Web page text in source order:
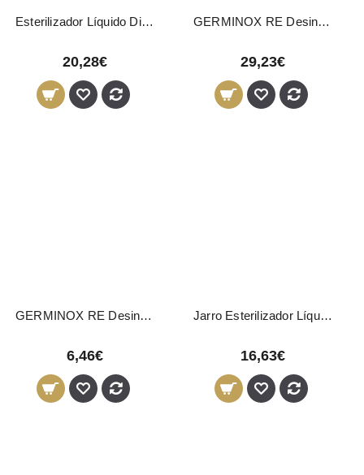
Esterilizador Líquido Disicide 1L
20,28€
GERMINOX RE Desinfectante Bactericida 5L
29,23€
GERMINOX RE Desinfectante Bactericida 750ml
6,46€
Jarro Esterilizador Líquido 1.100ml
16,63€